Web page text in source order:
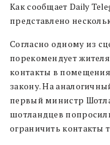
Как сообщает Daily
представлено
Согласно одному из
порекомендует
контакты в
закону. На
первый министр
шотландцев
ограничить